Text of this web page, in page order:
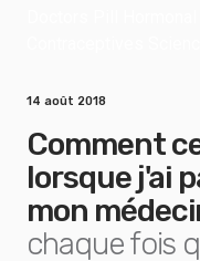
14 août 2018
Comment
lorsque j'ai
mon
chaque fois